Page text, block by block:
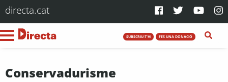
directa.cat
SUBSCRIU-T'HI FES UNA DONACIÓ
Conservadurisme